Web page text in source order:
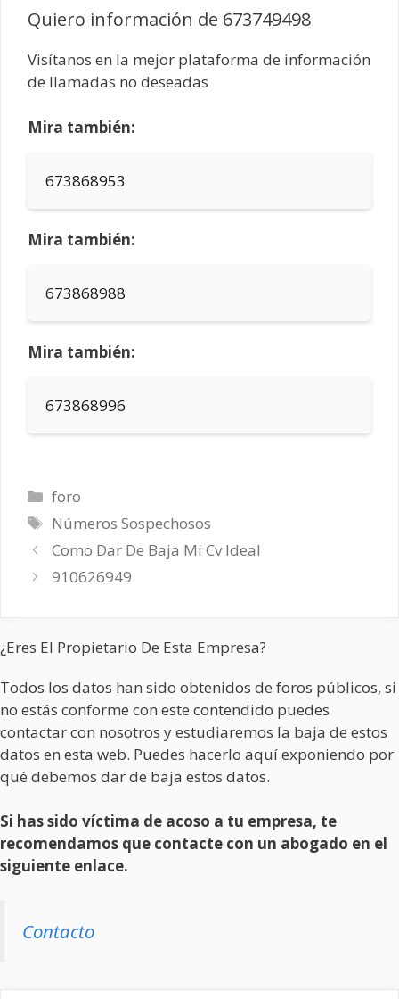
Quiero información de 673749498
Visítanos en la mejor plataforma de información
de llamadas no deseadas
Mira también:
673868953
Mira también:
673868988
Mira también:
673868996
Categorías
foro
Etiquetas
Números Sospechosos
Como Dar De Baja Mi Cv Ideal
910626949
¿Eres El Propietario De Esta Empresa?
Todos los datos han sido obtenidos de foros públicos, si
no estás conforme con este contendido puedes
contactar con nosotros y estudiaremos la baja de estos
datos en esta web. Puedes hacerlo aquí exponiendo por
qué debemos dar de baja estos datos.
Si has sido víctima de acoso a tu empresa, te
recomendamos que contacte con un abogado en el
siguiente enlace.
Contacto